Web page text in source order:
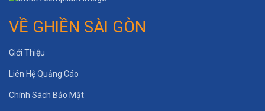
VỀ GHIỀN SÀI GÒN
Giới Thiệu
Liên Hệ Quảng Cáo
Chính Sách Bảo Mật